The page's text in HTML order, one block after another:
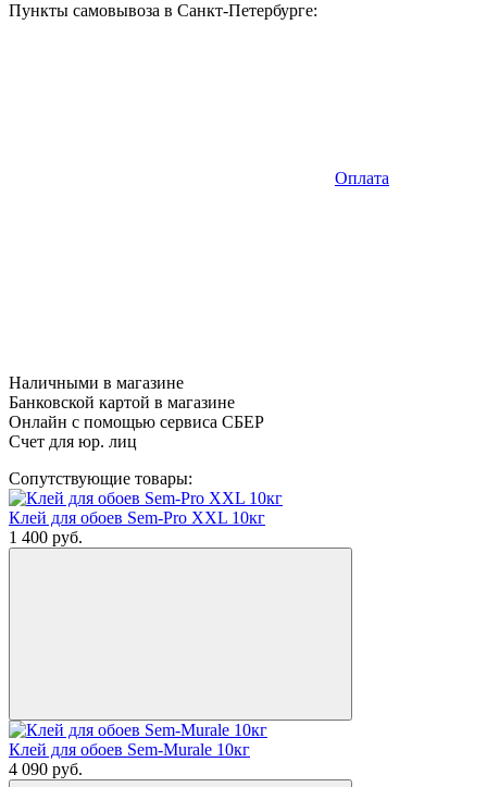
Пункты самовывоза в Санкт-Петербурге:
Оплата
Наличными в магазине
Банковской картой в магазине
Онлайн с помощью сервиса СБЕР
Счет для юр. лиц
Сопутствующие товары:
Клей для обоев Sem-Pro XXL 10кг
1 400 руб.
Клей для обоев Sem-Murale 10кг
4 090 руб.